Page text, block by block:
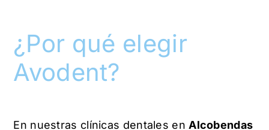
¿Por qué elegir
Avodent?
En nuestras clínicas dentales enAlcobendas